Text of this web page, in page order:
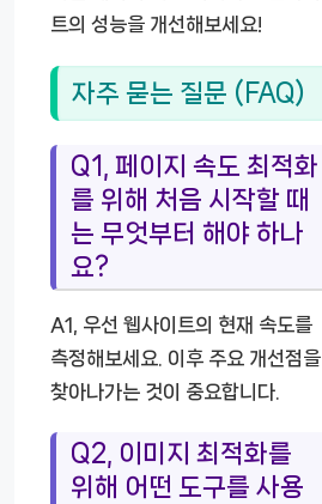
트의 성능을 개선해보세요!
자주 묻는 질문 (FAQ)
Q1, 페이지 속도 최적화
를 위해 처음 시작할 때
는 무엇부터 해야 하나
요?
A1, 우선 웹사이트의 현재 속도를
측정해보세요. 이후 주요 개선점을
찾아나가는 것이 중요합니다.
Q2, 이미지 최적화를
위해 어떤 도구를 사용